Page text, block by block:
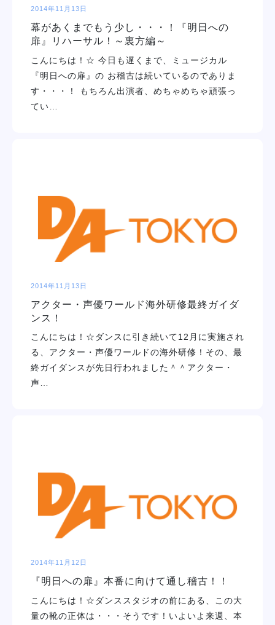
2014年11月13日
幕があくまでもう少し・・・！『明日への
扉』リハーサル！～裏方編～
こんにちは！☆ 今日も遅くまで、ミュージカル
『明日への扉』の お稽古は続いているのでありま
す・・・！ もちろん出演者、めちゃめちゃ頑張っ
てい…
2014年11月13日
アクター・声優ワールド海外研修最終ガイダ
ンス！
こんにちは！☆ダンスに引き続いて12月に実施され
る、アクター・声優ワールドの海外研修！その、最
終ガイダンスが先日行われました＾＾アクター・
声…
2014年11月12日
『明日への扉』本番に向けて通し稽古！！
こんにちは！☆ダンススタジオの前にある、この大
量の靴の正体は・・・そうです！いよいよ来週、本
就職・デビュー
入学案内
スクールライフ